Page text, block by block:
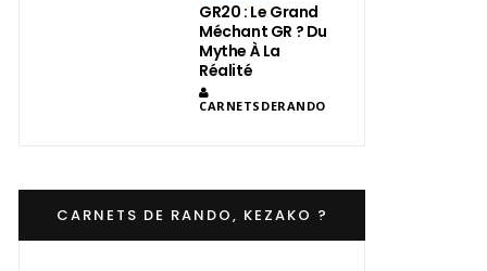
GR20 : Le Grand
Méchant GR ? Du
Mythe À La
Réalité
CARNETSDERANDO
CARNETS DE RANDO, KEZAKO ?